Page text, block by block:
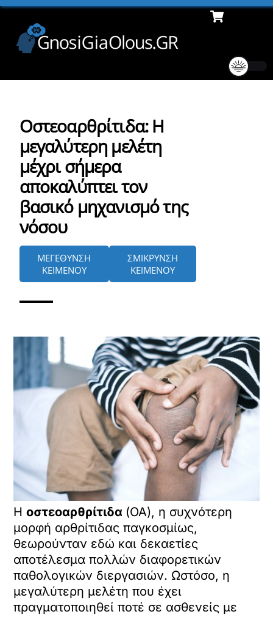
Skip
content
Cart
Οστεοαρθρίτιδα: Η
μεγαλύτερη μελέτη
μέχρι σήμερα
αποκαλύπτει τον
βασικό μηχανισμό της
νόσου
ΜΕΓΕΘΥΝΣΗ
ΚΕΙΜΕΝΟΥ
ΣΜΙΚΡΥΝΣΗ
ΚΕΙΜΕΝΟΥ
Ηοστεοαρθρίτιδα (OA), η συχνότερη
μορφή αρθρίτιδας παγκοσμίως,
θεωρούνταν εδώ και δεκαετίες
αποτέλεσμα πολλών διαφορετικών
παθολογικών διεργασιών. Ωστόσο, η
μεγαλύτερη μελέτη που έχει
πραγματοποιηθεί ποτέ σε ασθενείς με